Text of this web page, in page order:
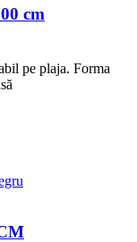
cm
pe plaja. Forma